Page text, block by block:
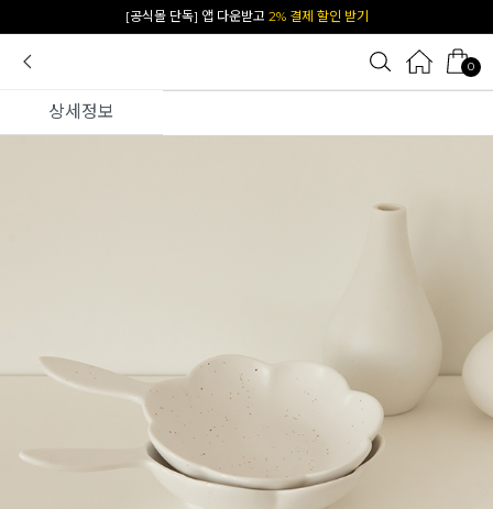
[공식몰 단독] 앱 다운받고 2% 결제 할인 받기
0
상세정보